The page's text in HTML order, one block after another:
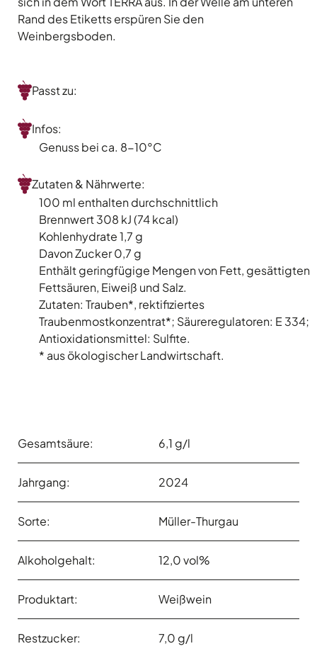
Rand des Etiketts erspüren Sie den
Weinbergsboden.
Passt zu:
Infos:
Genuss bei ca. 8-10°C
Zutaten & Nährwerte:
100 ml enthalten durchschnittlich
Brennwert 308 kJ (74 kcal)
Kohlenhydrate 1,7 g
Davon Zucker 0,7 g
Enthält geringfügige Mengen von Fett, gesättigten
Fettsäuren, Eiweiß und Salz.
Zutaten: Trauben*, rektifiziertes
Traubenmostkonzentrat*; Säureregulatoren: E 334;
Antioxidationsmittel: Sulfite.
* aus ökologischer Landwirtschaft.
Gesamtsäure: 6,1 g/l
Jahrgang: 2024
Sorte: Müller-Thurgau
Alkoholgehalt: 12,0 vol%
Produktart: Weißwein
Restzucker: 7,0 g/l